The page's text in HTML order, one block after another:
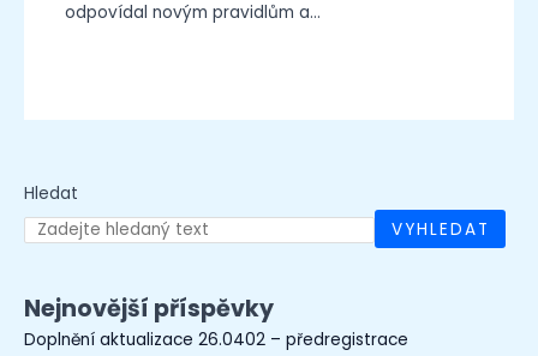
odpovídal novým pravidlům a…
Hledat
VYHLEDAT
Nejnovější příspěvky
Doplnění aktualizace 26.0402 – předregistrace